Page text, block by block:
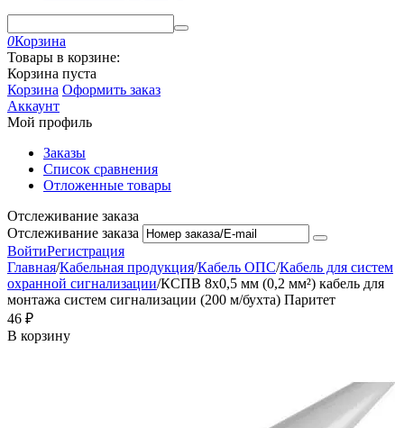
0Корзина
Товары в корзине:
Корзина пуста
Корзина Оформить заказ
Аккаунт
Мой профиль
Заказы
Список сравнения
Отложенные товары
Отслеживание заказа
Отслеживание заказа
ВойтиРегистрация
Главная/Кабельная продукция/Кабель ОПС/Кабель для систем
охранной сигнализации/КСПВ 8x0,5 мм (0,2 мм²) кабель для
монтажа систем сигнализации (200 м/бухта) Паритет
‍46‍ ₽
В корзину